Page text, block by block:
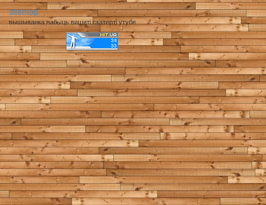
sitemap
вышыванка набыць вишиті скатерті утубе